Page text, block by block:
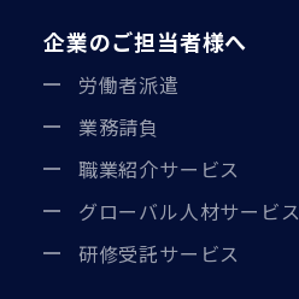
企業のご担当者様へ
労働者派遣
業務請負
職業紹介サービス
グローバル人材サービス
研修受託サービス